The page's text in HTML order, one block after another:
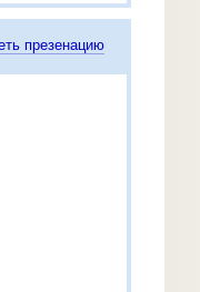
презенацию